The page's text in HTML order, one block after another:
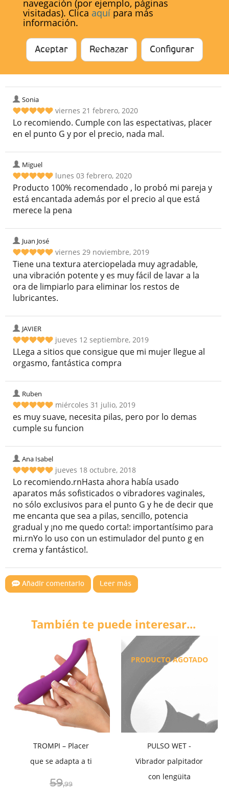
recomiendo
miércoles 15 abril, 2020
100% recomendable, es un puntazo que puedas
Sonia
viernes 21 febrero, 2020
Lo recomiendo. Cumple con las espectativas, placer
en el punto G y por el precio, nada mal.
Miguel
lunes 03 febrero, 2020
Producto 100% recomendado , lo probó mi pareja y
está encantada además por el precio al que está
merece la pena
Juan José
viernes 29 noviembre, 2019
Tiene una textura aterciopelada muy agradable,
una vibración potente y es muy fácil de lavar a la
ora de limpiarlo para eliminar los restos de
lubricantes.
JAVIER
jueves 12 septiembre, 2019
LLega a sitios que consigue que mi mujer llegue al
orgasmo, fantástica compra
Ruben
miércoles 31 julio, 2019
es muy suave, necesita pilas, pero por lo demas
cumple su funcion
Ana Isabel
jueves 18 octubre, 2018
Lo recomiendo.rnHasta ahora había usado
aparatos más sofisticados o vibradores vaginales,
no sólo exclusivos para el punto G y he de decir que
me encanta que sea a pilas, sencillo, potencia
gradual y ¡no me quedo corta!: importantísimo para
mi.rnYo lo uso con un estimulador del punto g en
crema y fantástico!.
Añadir comentario Leer más
También te puede interesar...
TROMPI – Placer
que se adapta a ti
59,99
PRODUCTO AGOTADO
PULSO WET -
Vibrador palpitador
con lengüita
navegación (por ejemplo, páginas
visitadas). Clica aquí para más
información.
Aceptar Rechazar Configurar